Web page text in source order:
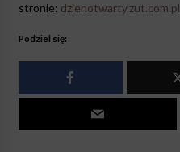
stronie: dzienotwarty.zut.com.pl
Podziel się: